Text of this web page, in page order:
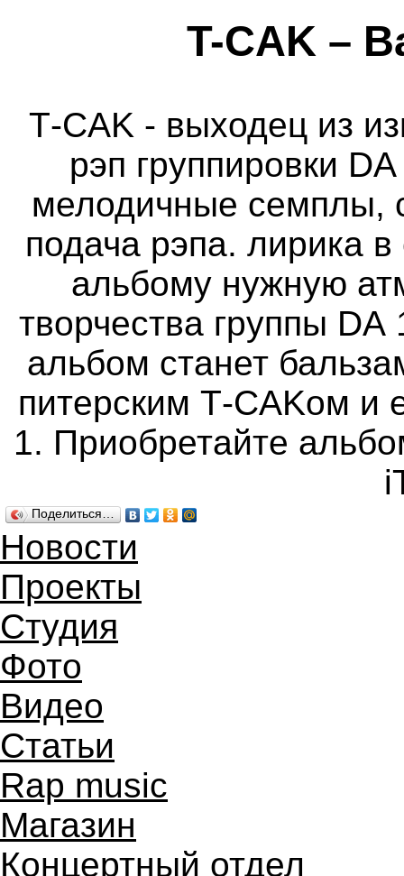
T-CAK –
T-CAK - выходец из
рэп группировки DA
мелодичные семплы,
подача рэпа. лирика
альбому нужную
творчества группы DA
альбом станет
питерским T-CAKом и
1. Приобретайте
Поделиться…
Новости
Проекты
Студия
Фото
Видео
Статьи
Rap music
Магазин
Концертный отдел